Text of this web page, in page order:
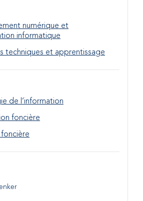
numérique et
informatique
techniques et apprentissage
de l’information
foncière
foncière